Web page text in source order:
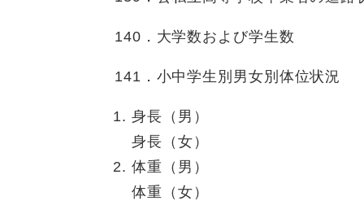
140．大学数および学生数
141．小中学生別男女別体位状況
身長（男）
身長（女）
体重（男）
体重（女）